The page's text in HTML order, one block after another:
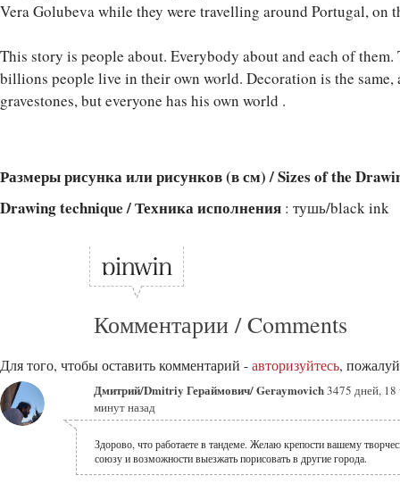
Vera Golubeva while they were travelling around Portugal, on
This story is people about. Everybody about and each of
billions people live in their own world. Decoration is the same,
gravestones, but everyone has his own world .
Размеры рисунка или рисунков (в см) / Sizes of the
Drawing technique / Техника исполнения : тушь/black ink
Комментарии / Comments
Для того, чтобы оставить комментарий - авторизуйтесь,
Дмитрий/Dmitriy Гераймович/ Geraymovich3475 дней, 18
минут назад
Здорово, что работаете в тандеме. Желаю крепости вашему
союзу и возможности выезжать порисовать в другие города.